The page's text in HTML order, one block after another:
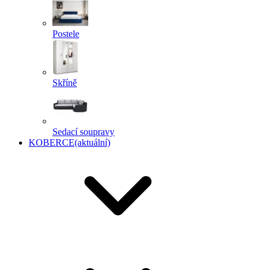
Postele
Skříně
Sedací soupravy
KOBERCE(aktuální)